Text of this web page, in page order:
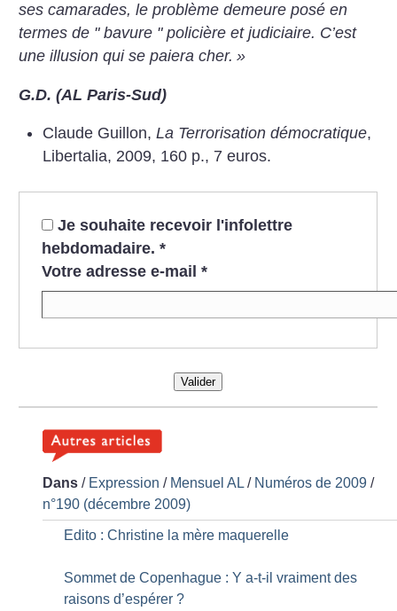
ses camarades, le problème demeure posé en
termes de " bavure " policière et judiciaire. C’est
une illusion qui se paiera cher. »
G.D. (AL Paris-Sud)
Claude Guillon, La Terrorisation démocratique,
Libertalia, 2009, 160 p., 7 euros.
Je souhaite recevoir l'infolettre
hebdomadaire. *
Votre adresse e-mail *
Valider
Dans / Expression / Mensuel AL / Numéros de 2009 /
n°190 (décembre 2009)
Edito : Christine la mère maquerelle
Sommet de Copenhague : Y a-t-il vraiment des
raisons d’espérer ?